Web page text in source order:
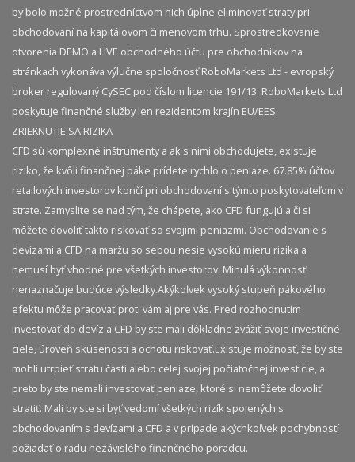
by bolo možné prostredníctvom nich úplne eliminovať straty pri
obchodovaní na kapitálovom či menovom trhu. Sprostredkovanie
otvorenia DEMO a LIVE obchodného účtu pre obchodníkov na
stránkach vykonáva výlučne spoločnosť RoboMarkets Ltd - evropský
broker regulovaný CySEC pod číslom licencie 191/13. RoboMarkets Ltd
poskytuje finančné služby len rezidentom krajín EU/EES.
ZRIEKNUTIE SA RIZIKA
CFD sú komplexné inštrumenty a ak s nimi obchodujete, existuje
riziko, že kvôli finančnej páke prídete rychlo o peniaze. 67.85% účtov
retailových investorov končí pri obchodovaní s týmto poskytovateľom v
strate. Zamyslite se nad tým, že chápete, ako CFD fungujú a či si
môžete dovoliť takto riskovať so svojimi peniazmi. Obchodovanie s
devízami a CFD na maržu so sebou nesie vysokú mieru rizika a
nemusí byť vhodné pre všetkých investorov. Minulá výkonnosť
nenaznačuje budúce výsledky.​ Akýkoľvek vysoký stupeň pákového
efektu môže pracovať proti vám aj pre vás. Pred rozhodnutím
investovať do devíz a CFD by ste mali dôkladne zvážiť svoje investičné
ciele, úroveň skúseností a ochotu riskovať.​ Existuje možnosť, že by ste
mohli utrpieť stratu časti alebo celej svojej počiatočnej investície, a
preto by ste nemali investovať peniaze, ktoré si nemôžete dovoliť
stratiť. Mali by ste si byť vedomí všetkých rizík spojených s
obchodovaním s devízami a CFD a v prípade akýchkoľvek pochybností
požiadať o radu nezávislého finančného poradcu.